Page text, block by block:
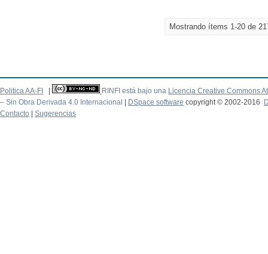
Mostrando ítems 1-20 de
Politica AA-FI RINFI está bajo una Licencia Creative Commons
– Sin Obra Derivada 4.0 Internacional
DSpace software copyright © 2002-2016
Contacto
Sugerencias